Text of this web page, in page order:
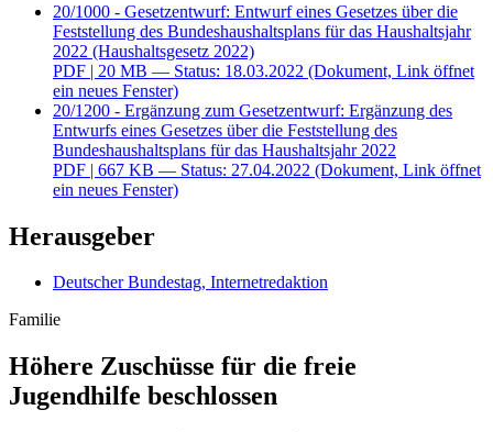
20/1000 - Gesetzentwurf: Entwurf eines Gesetzes über die
Feststellung des Bundeshaushaltsplans für das Haushaltsjahr
2022 (Haushaltsgesetz 2022)
PDF | 20 MB — Status: 18.03.2022 (Dokument, Link öffnet
ein neues Fenster)
20/1200 - Ergänzung zum Gesetzentwurf: Ergänzung des
Entwurfs eines Gesetzes über die Feststellung des
Bundeshaushaltsplans für das Haushaltsjahr 2022
PDF | 667 KB — Status: 27.04.2022 (Dokument, Link öffnet
ein neues Fenster)
Herausgeber
Deutscher Bundestag, Internetredaktion
Familie
Höhere Zuschüsse für die freie
Jugendhilfe beschlossen